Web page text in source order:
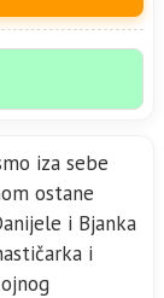
iza sebe
ostane
i Bjanka
i